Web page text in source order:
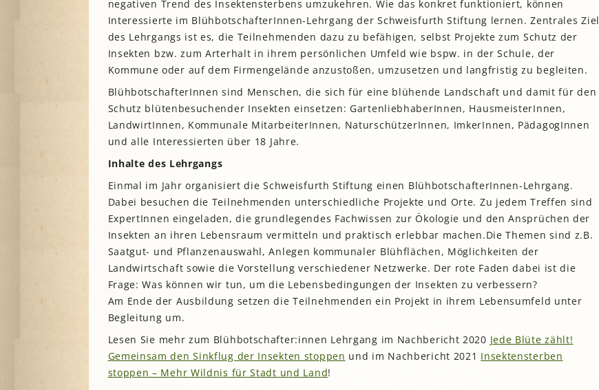
Agropolis
Mikrofarm Ingelsberg:
Gartenparzellen für Hobby-
Gartler
Schäftlarn
Umweltgarten Neubiberg
negativen Trend des Insektensterbens umzukehren. Wie das konkret funktioniert, können
Interessierte im BlühbotschafterInnen-Lehrgang der Schweisfurth Stiftung lernen. Zentrales Ziel
des Lehrgangs ist es, die Teilnehmenden dazu zu befähigen, selbst Projekte zum Schutz der
Insekten bzw. zum Arterhalt in ihrem persönlichen Umfeld wie bspw. in der Schule, der
Kommune oder auf dem Firmengelände anzustoßen, umzusetzen und langfristig zu begleiten.
BlühbotschafterInnen sind Menschen, die sich für eine blühende Landschaft und damit für den
Schutz blütenbesuchender Insekten einsetzen: GartenliebhaberInnen, HausmeisterInnen,
LandwirtInnen, Kommunale MitarbeiterInnen, NaturschützerInnen, ImkerInnen, PädagogInnen
und alle Interessierten über 18 Jahre.
Inhalte des Lehrgangs
Einmal im Jahr organisiert die Schweisfurth Stiftung einen BlühbotschafterInnen-Lehrgang.
Dabei besuchen die Teilnehmenden unterschiedliche Projekte und Orte. Zu jedem Treffen sind
ExpertInnen eingeladen, die grundlegendes Fachwissen zur Ökologie und den Ansprüchen der
Insekten an ihren Lebensraum vermitteln und praktisch erlebbar machen.Die Themen sind z.B.
Saatgut- und Pflanzenauswahl, Anlegen kommunaler Blühflächen, Möglichkeiten der
Landwirtschaft sowie die Vorstellung verschiedener Netzwerke. Der rote Faden dabei ist die
Frage: Was können wir tun, um die Lebensbedingungen der Insekten zu verbessern?
Am Ende der Ausbildung setzen die Teilnehmenden ein Projekt in ihrem Lebensumfeld unter
Begleitung um.
Lesen Sie mehr zum Blühbotschafter:innen Lehrgang im Nachbericht 2020 Jede Blüte zählt!
Gemeinsam den Sinkflug der Insekten stoppen und im Nachbericht 2021 Insektensterben
stoppen – Mehr Wildnis für Stadt und Land!